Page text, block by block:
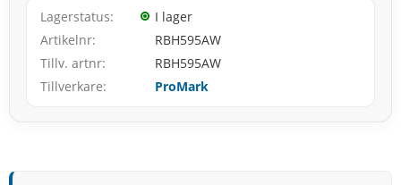
Lagerstatus
I lager
Artikelnr
RBH595AW
Tillv. artnr
RBH595AW
Tillverkare
ProMark